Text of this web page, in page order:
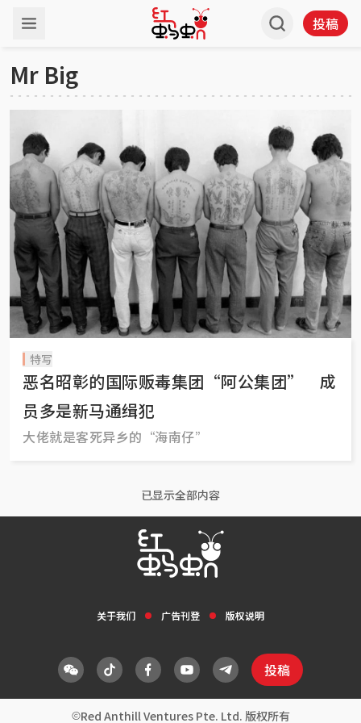
投稿
Mr Big
特写
恶名昭彰的国际贩毒集团“阿公集团” 成
员多是新马通缉犯
大佬就是客死异乡的“海南仔”
已显示全部内容
关于我们 广告刊登 版权说明
投稿
Red Anthill Ventures Pte. Ltd. 版权所有